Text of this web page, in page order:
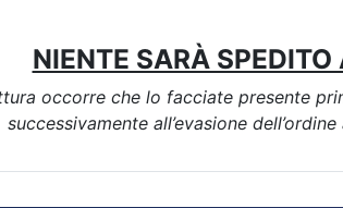
NIENTE SARÀ
occorre che lo facciate presente
successivamente all’evasione